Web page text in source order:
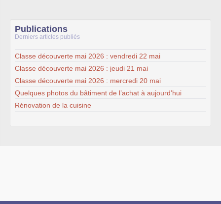
Publications
Derniers articles publiés
Classe découverte mai 2026 : vendredi 22 mai
Classe découverte mai 2026 : jeudi 21 mai
Classe découverte mai 2026 : mercredi 20 mai
Quelques photos du bâtiment de l’achat à aujourd’hui
Rénovation de la cuisine